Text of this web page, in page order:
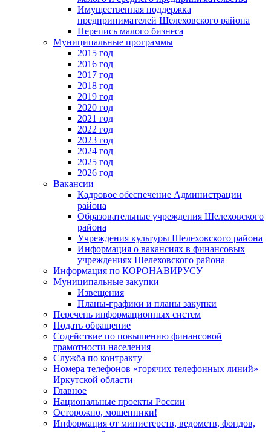
Имущественная поддержка
предпринимателей Шелеховского района
Перепись малого бизнеса
Муниципальные программы
2015 год
2016 год
2017 год
2018 год
2019 год
2020 год
2021 год
2022 год
2023 год
2024 год
2025 год
2026 год
Вакансии
Кадровое обеспечение Администрации
района
Образовательные учреждения Шелеховского
района
Учреждения культуры Шелеховского района
Информация о вакансиях в финансовых
учреждениях Шелеховского района
Информация по КОРОНАВИРУСУ
Муниципальные закупки
Извещения
Планы-графики и планы закупки
Перечень информационных систем
Подать обращение
Содействие по повышению финансовой
грамотности населения
Служба по контракту
Номера телефонов «горячих телефонных линий»
Иркутской области
Главное
Национальные проекты России
Осторожно, мошенники!
Информация от министерств, ведомств, фондов,